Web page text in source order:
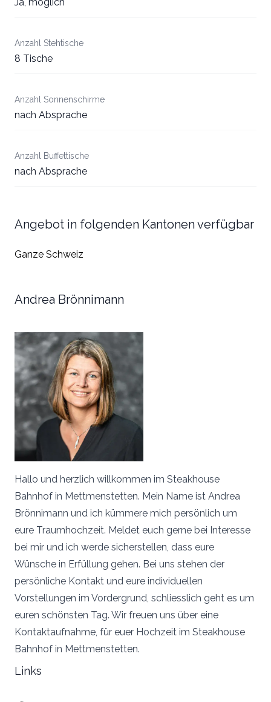
Anzahl Stehtische
8 Tische
Anzahl Sonnenschirme
nach Absprache
Anzahl Buffettische
nach Absprache
Angebot in folgenden Kantonen verfügbar
Ganze Schweiz
Andrea Brönnimann
Hallo und herzlich willkommen im Steakhouse
Bahnhof in Mettmenstetten. Mein Name ist Andrea
Brönnimann und ich kümmere mich persönlich um
eure Traumhochzeit. Meldet euch gerne bei Interesse
bei mir und ich werde sicherstellen, dass eure
Wünsche in Erfüllung gehen. Bei uns stehen der
persönliche Kontakt und eure individuellen
Vorstellungen im Vordergrund, schliesslich geht es um
euren schönsten Tag. Wir freuen uns über eine
Kontaktaufnahme, für euer Hochzeit im Steakhouse
Bahnhof in Mettmenstetten.
Links